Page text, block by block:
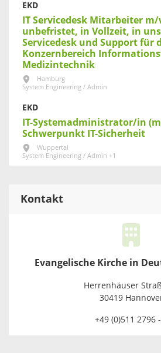
EKD
IT Servicedesk Mitarbeiter
unbefristet, in Vollzeit, in
Servicedesk und Support für
Konzernbereich
Medizintechnik
Hamburg
System Engineering / Admin
EKD
IT-Systemadministrator/in
Schwerpunkt IT-Sicherheit
Wuppertal
System Engineering / Admin +1
Kontakt
Evangelische Kirche in
Herrenhäuser
30419
+49 (0)511 2796